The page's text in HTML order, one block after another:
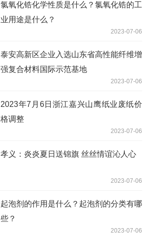
氯氧化锆化学性质是什么？氯氧化锆的工
业用途是什么？
2023-07-06
泰安高新区企业入选山东省高性能纤维增
强复合材料国际示范基地
2023-07-06
2023年7月6日浙江嘉兴山鹰纸业废纸价
格调整
2023-07-06
孝义：炎炎夏日送锦旗 丝丝情谊沁人心
2023-07-06
起泡剂的作用是什么？起泡剂的分类有哪
些？
2023-07-06